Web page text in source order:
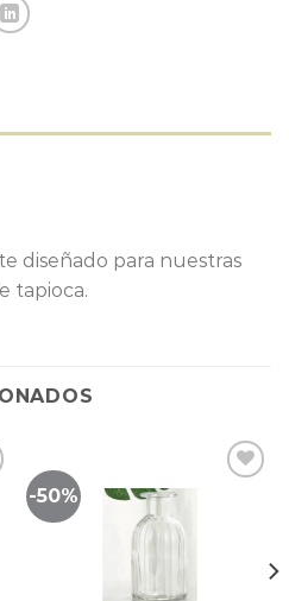
diseñado para nuestras
tapioca.
-50%